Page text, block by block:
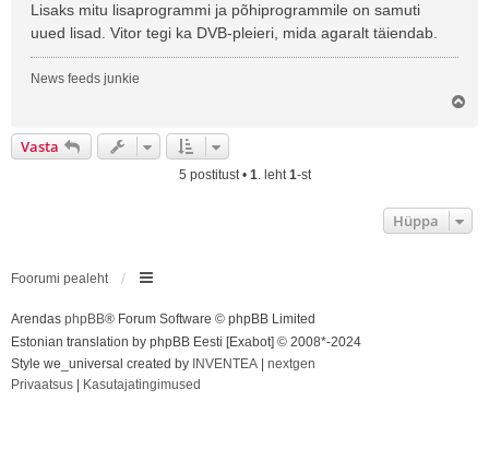
t
u
s
Lisaks mitu lisaprogrammi ja põhiprogrammile on samuti
uued lisad. Vitor tegi ka DVB-pleieri, mida agaralt täiendab.
News feeds junkie
Vasta
5 postitust • 1. leht1-st
Hüppa
Foorumi pealeht
Arendas phpBB® Forum Software © phpBB Limited
Estonian translation by phpBB Eesti [Exabot] © 2008*-2024
Style we_universal created by INVENTEA
nextgen
Privaatsus
Kasutajatingimused